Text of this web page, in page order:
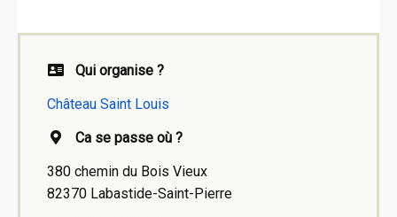
Qui organise ?
Château Saint Louis
Ca se passe où ?
380 chemin du Bois Vieux
82370 Labastide-Saint-Pierre